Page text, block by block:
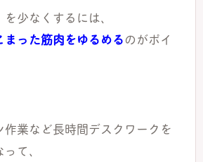
を少なくするには、
った筋肉をゆるめるのがポイ
業など長時間デスクワークを
て、